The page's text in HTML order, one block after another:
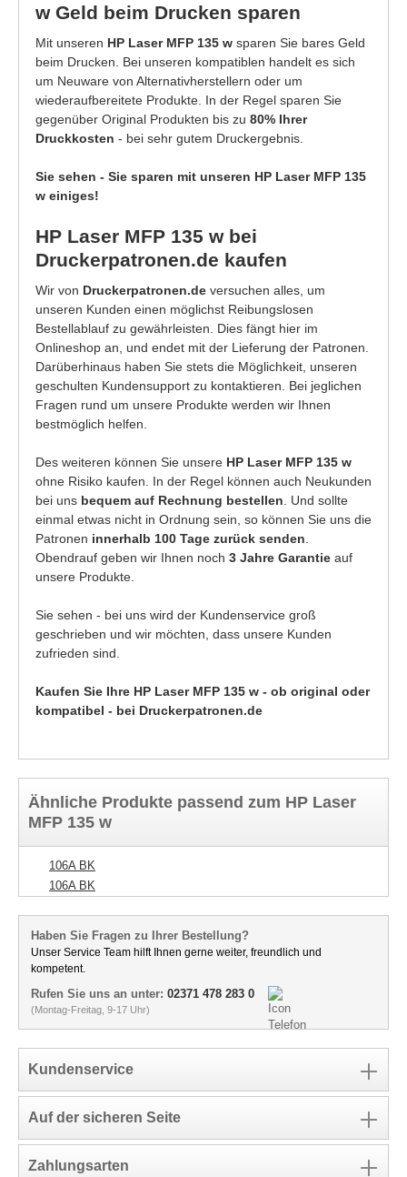
w Geld beim Drucken sparen
Mit unseren HP Laser MFP 135 w sparen Sie bares Geld
beim Drucken. Bei unseren kompatiblen handelt es sich
um Neuware von Alternativherstellern oder um
wiederaufbereitete Produkte. In der Regel sparen Sie
gegenüber Original Produkten bis zu 80% Ihrer
Druckkosten - bei sehr gutem Druckergebnis.
Sie sehen - Sie sparen mit unseren HP Laser MFP 135
w einiges!
HP Laser MFP 135 w bei
Druckerpatronen.de kaufen
Wir von Druckerpatronen.de versuchen alles, um
unseren Kunden einen möglichst Reibungslosen
Bestellablauf zu gewährleisten. Dies fängt hier im
Onlineshop an, und endet mit der Lieferung der Patronen.
Darüberhinaus haben Sie stets die Möglichkeit, unseren
geschulten Kundensupport zu kontaktieren. Bei jeglichen
Fragen rund um unsere Produkte werden wir Ihnen
bestmöglich helfen.
Des weiteren können Sie unsere HP Laser MFP 135 w
ohne Risiko kaufen. In der Regel können auch Neukunden
bei uns bequem auf Rechnung bestellen . Und sollte
einmal etwas nicht in Ordnung sein, so können Sie uns die
Patronen innerhalb 100 Tage zurück senden
Obendrauf geben wir Ihnen noch 3 Jahre Garantie auf
unsere Produkte.
Sie sehen - bei uns wird der Kundenservice groß
geschrieben und wir möchten, dass unsere Kunden
zufrieden sind.
Kaufen Sie Ihre HP Laser MFP 135 w - ob original oder
kompatibel - bei Druckerpatronen.de
Ähnliche Produkte passend zum HP Laser
MFP 135 w
106A BK
106A BK
Haben Sie Fragen zu Ihrer Bestellung?
Unser Service Team hilft Ihnen gerne weiter, freundlich und
kompetent.
Rufen Sie uns an unter: 02371 478 283 0
(Montag-Freitag, 9-17 Uhr)
Kundenservice
Auf der sicheren Seite
Zahlungsarten